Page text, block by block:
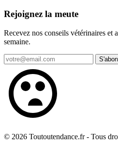
Rejoignez la meute
Recevez nos conseils vétérinaires et
semaine.
© 2026 Toutoutendance.fr - Tous